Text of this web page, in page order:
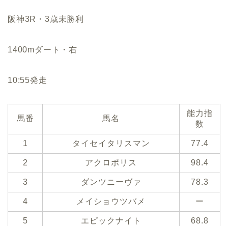
阪神3R・3歳未勝利
1400mダート・右
10:55発走
馬番 馬名
能力指
数
1 タイセイタリスマン 77.4
2 アクロポリス 98.4
3 ダンツニーヴァ 78.3
4 メイショウツバメ ー
5 エピックナイト 68.8